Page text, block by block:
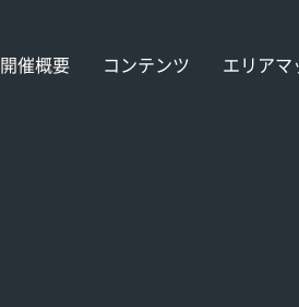
開催概要 コンテンツ エリアマ